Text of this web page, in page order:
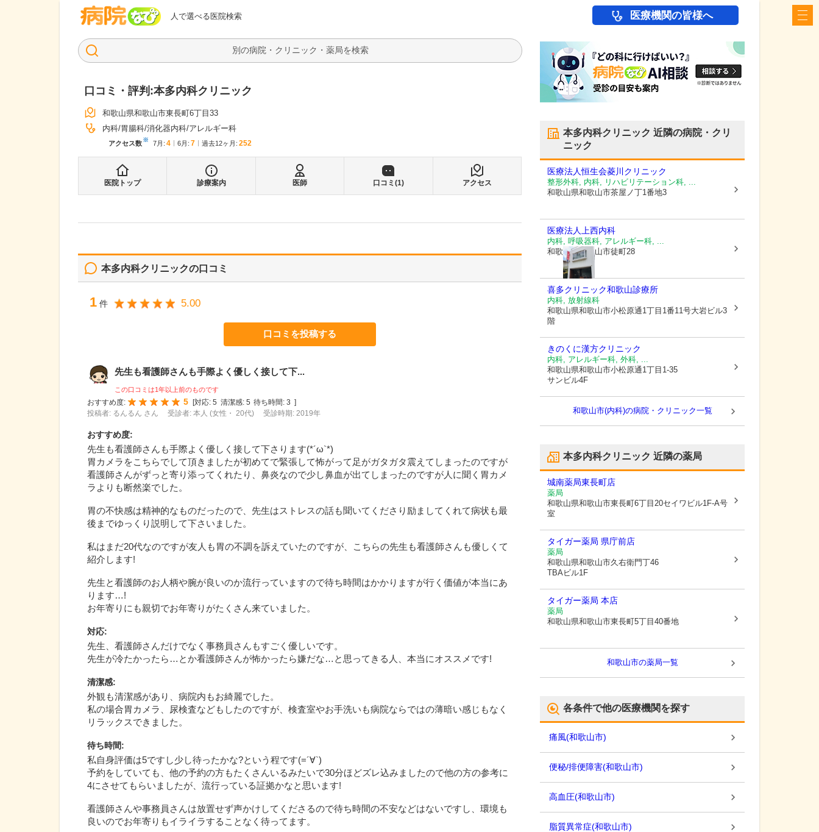
人で選べる医院検索
病院なび 医療機関の皆様へ
検索
口コミ・評判:本多内科クリニック
和歌山県和歌山市東長町6丁目33
内科 胃腸科 消化器内科 アレルギー科
アクセス数※ 7月 : 4 6月 : 7 過去12ヶ月: 252
医院トップ 診療案内 医師 口コミ(1) アクセス
本多内科クリニックの口コミ
1 件 5.00
口コミを投稿する
先生も看護師さんも手際よく優しく接して下...
この口コミは1年以上前のものです
おすすめ度:
5 [対応: 5 清潔感: 5 待ち時間: 3 ]
投稿者: るんるん さん
受診者: 本人 (女性・ 20代) 受診時期: 2019年
おすすめ度:
先生も看護師さんも手際よく優しく接して下さります(*´ω`*)
胃カメラをこちらでして頂きましたが初めてで緊張して怖がって足がガタガタ震えてしまったのですが
看護師さんがずっと寄り添ってくれたり、鼻炎なので少し鼻血が出てしまったのですが人に聞く胃カメ
ラよりも断然楽でした。
胃の不快感は精神的なものだったので、先生はストレスの話も聞いてくださり励ましてくれて病状も最
後までゆっくり説明して下さいました。
私はまだ20代なのですが友人も胃の不調を訴えていたのですが、こちらの先生も看護師さんも優しくて
紹介します!
先生と看護師のお人柄や腕が良いのか流行っていますので待ち時間はかかりますが行く価値が本当にあ
ります…!
お年寄りにも親切でお年寄りがたくさん来ていました。
対応:
先生、看護師さんだけでなく事務員さんもすごく優しいです。
先生が冷たかったら…とか看護師さんが怖かったら嫌だな…と思ってきる人、本当にオススメです!
清潔感:
外観も清潔感があり、病院内もお綺麗でした。
私の場合胃カメラ、尿検査などもしたのですが、検査室やお手洗いも病院ならではの薄暗い感じもなく
リラックスできました。
待ち時間:
私自身評価は5ですし少し待ったかな?という程です(=´∀`)
予約をしていても、他の予約の方もたくさんいるみたいで30分ほどズレ込みましたので他の方の参考に
4にさせてもらいましたが、流行っている証拠かなと思います!
看護師さんや事務員さんは放置せず声かけしてくださるので待ち時間の不安などはないですし、環境も
良いのでお年寄りもイライラすることなく待ってます。
本多内科クリニック 近隣の病院・クリ
ニック
医療法人恒生会菱川クリニック
整形外科, 内科, リハビリテーション科, ...
和歌山県和歌山市茶屋ノ丁1番地3
医療法人上西内科
内科, 呼吸器科, アレルギー科, ...
和歌山県和歌山市徒町28
喜多クリニック和歌山診療所
内科, 放射線科
和歌山県和歌山市小松原通1丁目1番11号大岩ビル3
階
きのくに漢方クリニック
内科, アレルギー科, 外科, ...
和歌山県和歌山市小松原通1丁目1-35
サンビル4F
和歌山市(内科)の病院・クリニック一覧
本多内科クリニック 近隣の薬局
城南薬局東長町店
薬局
和歌山県和歌山市東長町6丁目20セイワビル1F-A号
室
タイガー薬局 県庁前店
薬局
和歌山県和歌山市久右衛門丁46
TBAビル1F
タイガー薬局 本店
薬局
和歌山県和歌山市東長町5丁目40番地
和歌山市の薬局一覧
各条件で他の医療機関を探す
痛風(和歌山市)
便秘/排便障害(和歌山市)
高血圧(和歌山市)
脂質異常症(和歌山市)